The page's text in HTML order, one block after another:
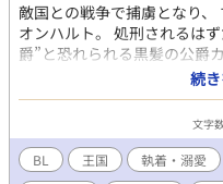
敵国との戦争で捕虜となり
オンハルト。 処刑されるは
爵”と恐れられる黒髪の公爵
は、私のものだ」 誇り高い
のはずの二人は、危うい執
AIで作ってるので毎回絵の
ト】 AIに助けを借り、スト
ズレておかしい部分がありま
る部分は後から少しずつ修正
続
文字
BL 王国 執着・溺愛